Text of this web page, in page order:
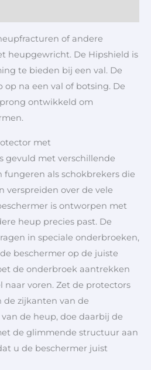
of andere
heupgewricht. De Hipshield is
te bieden bij een val. De
na een val of botsing. De
ontwikkeld om
met
gevuld met verschillende
fungeren als schokbrekers die
verspreiden over de vele
is ontworpen met
heup precies past. De
in speciale onderbroeken,
beschermer op de juiste
de onderbroek aantrekken
voren. Zet de protectors
de zijkanten van de
de heup, doe daarbij de
de glimmende structuur aan
u de beschermer juist